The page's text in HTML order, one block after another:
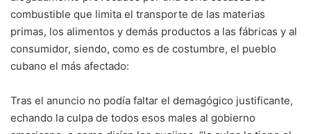
combustible que limita el transporte de las materias
primas, los alimentos y demás productos a las fábricas y al
consumidor, siendo, como es de costumbre, el pueblo
cubano el más afectado:
Tras el anuncio no podía faltar el demagógico justificante,
echando la culpa de todos esos males al gobierno